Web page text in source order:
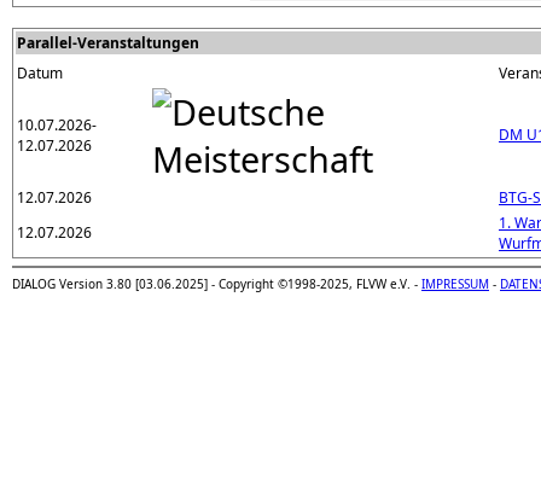
Parallel-Veranstaltungen
Datum
10.07.2026-
12.07.2026
DM
12.07.2026
BTG-
12.07.2026
1.
DIALOG Version 3.80 [03.06.2025] - Copyright ©1998-2025, FLVW e.V. - IMPRESSUM -